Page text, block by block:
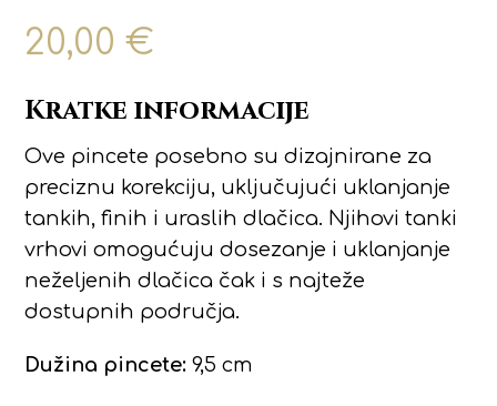
20,00€
Kratke informacije
Ove pincete posebno su dizajnirane za
preciznu korekciju, uključujući uklanjanje
tankih, finih i uraslih dlačica. Njihovi tanki
vrhovi omogućuju dosezanje i uklanjanje
neželjenih dlačica čak i s najteže
dostupnih područja.
Dužina pincete: 9,5 cm